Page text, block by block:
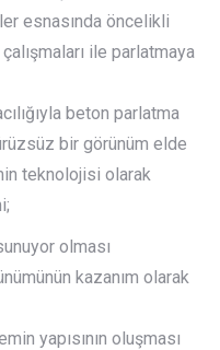
esnasında öncelikli
ile parlatmaya
beton parlatma
bir görünüm elde
teknolojisi olarak
olması
kazanım olarak
yapısının oluşması